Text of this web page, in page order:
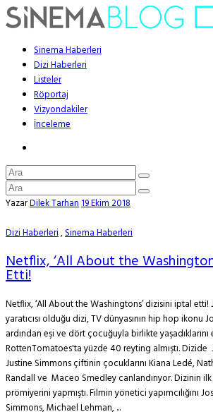
Sinema Haberleri
Dizi Haberleri
Listeler
Röportaj
Vizyondakiler
İnceleme
YazarDilek Tarhan19 Ekim 2018
Dizi Haberleri,Sinema Haberleri
Netflix, ‘All About the
Etti!
Netflix, ‘All About the Washingtons’ dizisini iptal etti!
yaratıcısı olduğu dizi, TV dünyasının hip hop ikonu
ardından eşi ve dört çocuğuyla birlikte yaşadıklarını
RottenTomatoes'ta yüzde 40 reyting almıştı. Dizide
Justine Simmons çiftinin çocuklarını Kiana Ledé,
Randall ve Maceo Smedley canlandırıyor. Dizinin
prömiyerini yapmıştı. Filmin yönetici yapımcılığını
Simmons, Michael Lehman, ...